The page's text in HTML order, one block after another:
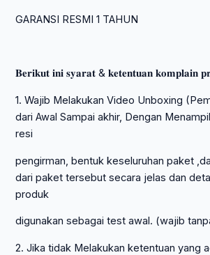
GARANSI RESMI 1 TAHUN
𝐁𝐞𝐫𝐢𝐤𝐮𝐭 𝐢𝐧𝐢 𝐬𝐲𝐚𝐫𝐚𝐭 & 𝐤𝐞𝐭𝐞𝐧𝐭𝐮𝐚𝐧 𝐤𝐨𝐦𝐩𝐥𝐚𝐢𝐧
1. Wajib Melakukan Video Unboxing
dari Awal Sampai akhir, Dengan
resi
pengirman, bentuk keseluruhan paket
dari paket tersebut secara jelas dan
produk
digunakan sebagai test awal. (wajib
2. Jika tidak Melakukan ketentuan yang